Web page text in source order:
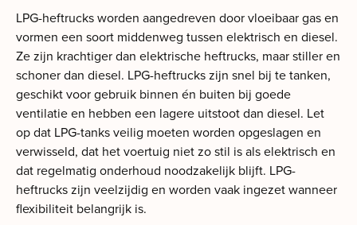
LPG-heftrucks worden aangedreven door vloeibaar gas en
vormen een soort middenweg tussen elektrisch en diesel.
Ze zijn krachtiger dan elektrische heftrucks, maar stiller en
schoner dan diesel. LPG-heftrucks zijn snel bij te tanken,
geschikt voor gebruik binnen én buiten bij goede
ventilatie en hebben een lagere uitstoot dan diesel. Let
op dat LPG-tanks veilig moeten worden opgeslagen en
verwisseld, dat het voertuig niet zo stil is als elektrisch en
dat regelmatig onderhoud noodzakelijk blijft. LPG-
heftrucks zijn veelzijdig en worden vaak ingezet wanneer
flexibiliteit belangrijk is.